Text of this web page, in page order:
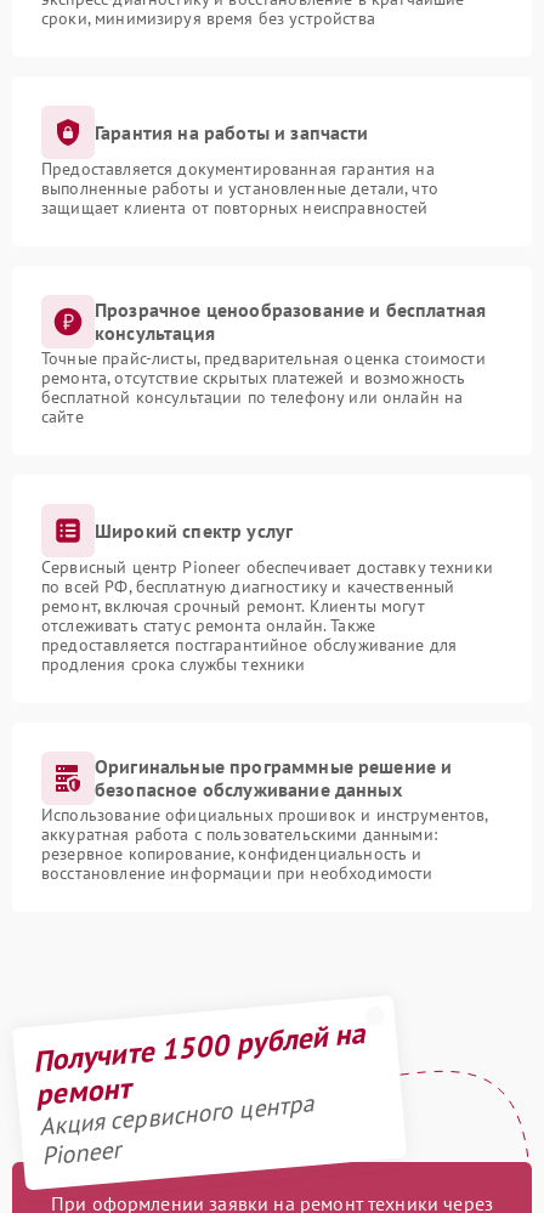
сроки, минимизируя время без устройства
Гарантия на работы и запчасти
Предоставляется документированная гарантия на
выполненные работы и установленные детали, что
защищает клиента от повторных неисправностей
Прозрачное ценообразование и бесплатная
консультация
Точные прайс-листы, предварительная оценка стоимости
ремонта, отсутствие скрытых платежей и возможность
бесплатной консультации по телефону или онлайн на
сайте
Широкий спектр услуг
Сервисный центр Pioneer обеспечивает доставку техники
по всей РФ, бесплатную диагностику и качественный
ремонт, включая срочный ремонт. Клиенты могут
отслеживать статус ремонта онлайн. Также
предоставляется постгарантийное обслуживание для
продления срока службы техники
Оригинальные программные решение и
безопасное обслуживание данных
Использование официальных прошивок и инструментов,
аккуратная работа с пользовательскими данными:
резервное копирование, конфиденциальность и
восстановление информации при необходимости
Получите 1500 рублей на
ремонт
Акция сервисного центра
Pioneer
При оформлении заявки на ремонт техники через